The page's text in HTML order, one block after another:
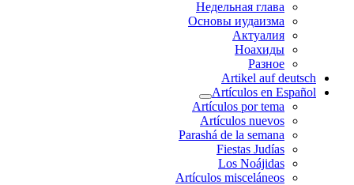
Недельная глава
Основы иудаизма
Актуалия
Ноахиды
Разное
Artikel auf deutsch
Artículos en Español
Artículos por tema
Artículos nuevos
Parashá de la semana
Fiestas Judías
Los Noájidas
Artículos misceláneos